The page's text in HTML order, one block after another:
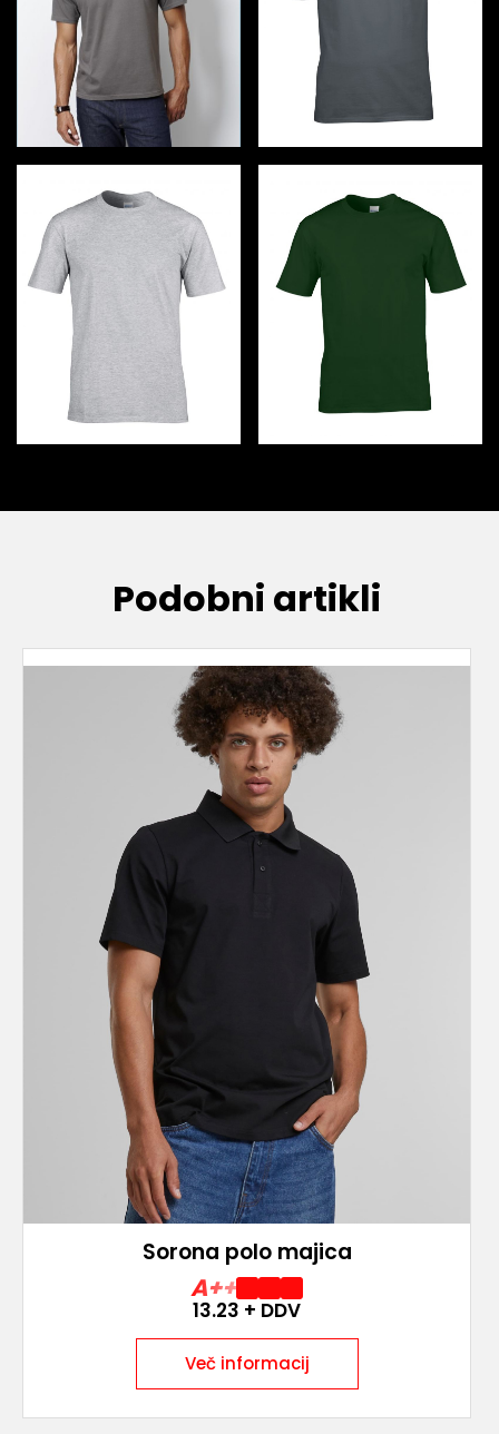
Podobni artikli
Sorona polo majica
A++
13.23 + DDV
Več informacij